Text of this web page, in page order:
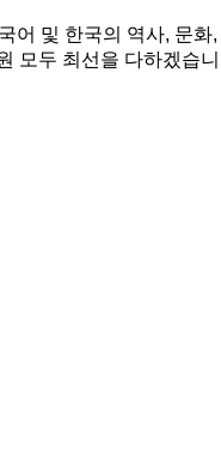
및 한국의 역사, 문
모두 최선을 다하겠습